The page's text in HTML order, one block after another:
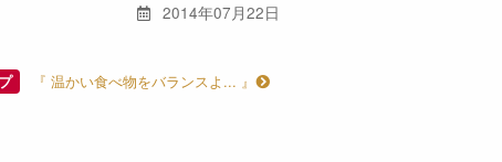
2014年07月22日
『 温かい食べ物をバランスよ... 』